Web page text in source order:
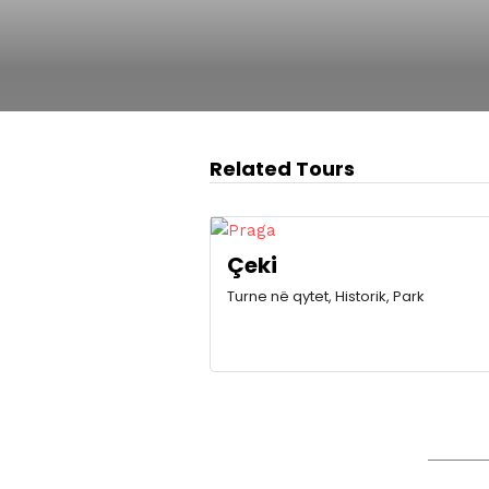
Related Tours
Çeki
Turne në qytet, Historik, Park